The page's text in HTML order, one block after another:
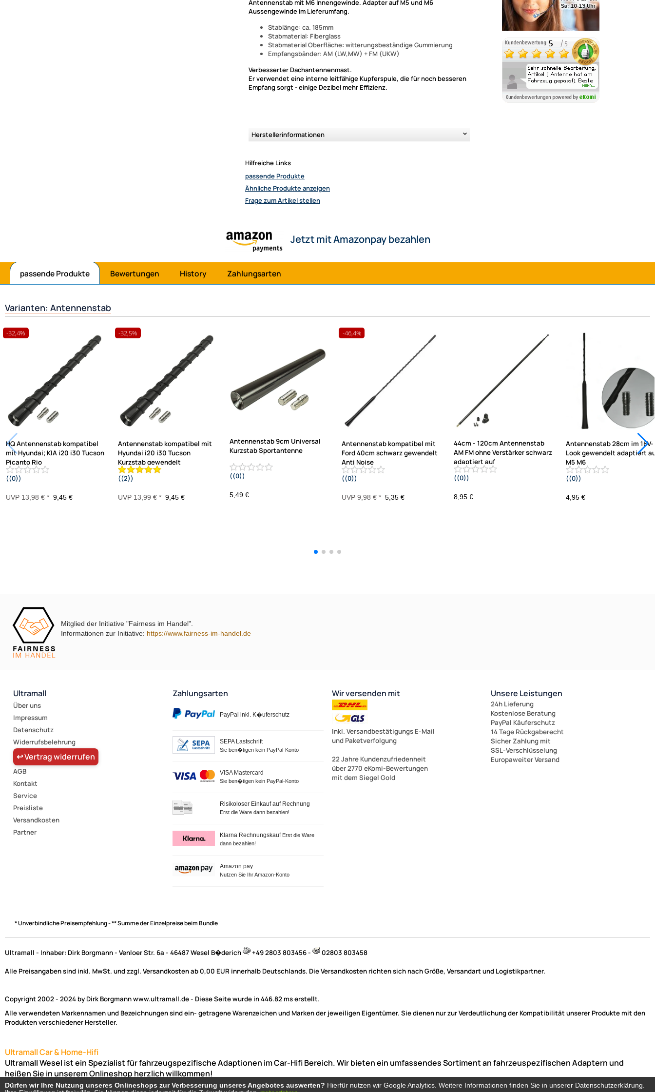
Antennenstab mit M6 Innengewinde. Adapter auf M5 und M6
Aussengewinde im Lieferumfang.
Stablänge: ca. 185mm
Stabmaterial: Fiberglass
Stabmaterial Oberfläche: witterungsbeständige Gummierung
Empfangsbänder: AM (LW,MW) + FM (UKW)
Verbesserter Dachantennenmast.
Er verwendet eine interne leitfähige Kupferspule, die für noch besseren
Empfang sorgt - einige Dezibel mehr Effizienz.
Herstellerinformationen
Hilfreiche Links
passende Produkte
Ähnliche Produkte anzeigen
Frage zum Artikel stellen
Jetzt mit Amazonpay bezahlen
passende Produkte Bewertungen History Zahlungsarten
Varianten: Antennenstab
-32,4%
HQ Antennenstab kompatibel
mit Hyundai; KIA i20 i30 Tucson
Picanto Rio
Sportage uvm. Ersatzstab
Antennenstab Gewinde M5 M6 Länge
((0))
UVP 13,98 € *9,45 €
-32,5%
Antennenstab kompatibel mit
Hyundai i20 i30 Tucson
Kurzstab gewendelt
AM FM adaptiert auf M5 M6
((2))
UVP 13,99 € *9,45 €
Antennenstab 9cm Universal
Kurzstab Sportantenne
AM FM adaptiert auf M5 M6
((0))
5,49 €
-46,4%
Antennenstab kompatibel mit
Ford 40cm schwarz gewendelt
Anti Noise
adaptiert auf M5
((0))
UVP 9,98 € *5,35 €
44cm - 120cm Antennenstab
AM FM ohne Verstärker schwarz
adaptiert auf
M5
((0))
8,95 €
Antennenstab 28cm im 16V-
Look gewendelt adaptiert
M5 M6
((0))
4,95 €
Mitglied der Initiative "Fairness im Handel".
Informationen zur Initiative: https://www.fairness-im-handel.de
Ultramall
Über uns
Impressum
Datenschutz
Widerrufsbelehrung
↩ Vertrag widerrufen
AGB
Kontakt
Service
Preisliste
Versandkosten
Partner
Zahlungsarten
PayPal inkl. K�uferschutz
SEPA Lastschrift
Sie ben�tigen kein PayPal-Konto
VISA Mastercard
Sie ben�tigen kein PayPal-Konto
Risikoloser Einkauf auf Rechnung
Erst die Ware dann bezahlen!
Klarna Rechnungskauf Erst die Ware
dann bezahlen!
Amazon pay
Nutzen Sie Ihr Amazon-Konto
Wir versenden mit
Inkl. Versandbestätigungs E-Mail
und Paketverfolgung
22 Jahre Kundenzufriedenheit
über 2770 eKomi-Bewertungen
mit dem Siegel Gold
Unsere Leistungen
24h Lieferung
Kostenlose Beratung
PayPal Käuferschutz
14 Tage Rückgaberecht
Sicher Zahlung mit
SSL-Verschlüsselung
Europaweiter Versand
* Unverbindliche Preisempfehlung - ** Summe der Einzelpreise beim Bundle
Ultramall - Inhaber: Dirk Borgmann - Venloer Str. 6a - 46487 Wesel B�derich +49 2803 803456 - 02803 803458
Alle Preisangaben sind inkl. MwSt. und zzgl. Versandkosten ab 0,00 EUR innerhalb Deutschlands. Die Versandkosten richten sich nach Größe, Versandart und Logistikpartner.
Copyright 2002 - 2024 by Dirk Borgmann www.ultramall.de - Diese Seite wurde in 446.82 ms erstellt.
Alle verwendeten Markennamen und Bezeichnungen sind ein- getragene Warenzeichen und Marken der jeweiligen Eigentümer. Sie dienen nur zur Verdeutlichung der Kompatibilität unserer Produkte mit den
Produkten verschiedener Hersteller.
Ultramall Car & Home-Hifi
Ultramall Wesel ist ein Spezialist für fahrzeugspezifische Adaptionen im Car-Hifi Bereich. Wir bieten ein umfassendes Sortiment an fahrzeuspezifischen Adaptern und
heißen Sie in unserem Onlineshop herzlich willkommen!
Venloer Str. 6a46487 WeselNordrhein-Westfalen
Dürfen wir Ihre Nutzung unseres Onlineshops zur Verbesserung unseres Angebotes auswerten? Hierfür nutzen wir Google Analytics. Weitere Informationen finden Sie in unserer Datenschutzerklärung.
Dürfen wir Ihre Nutzung unseres Onlineshops zur Verbesserung unseres Angebotes auswerten? Hierfür nutzen wir Google Analytics. Weitere Informationen finden Sie in unserer Datenschutzerklärung.